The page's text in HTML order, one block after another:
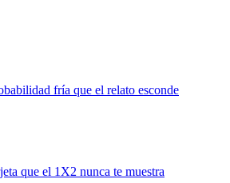
fría que el relato esconde
que el 1X2 nunca te muestra